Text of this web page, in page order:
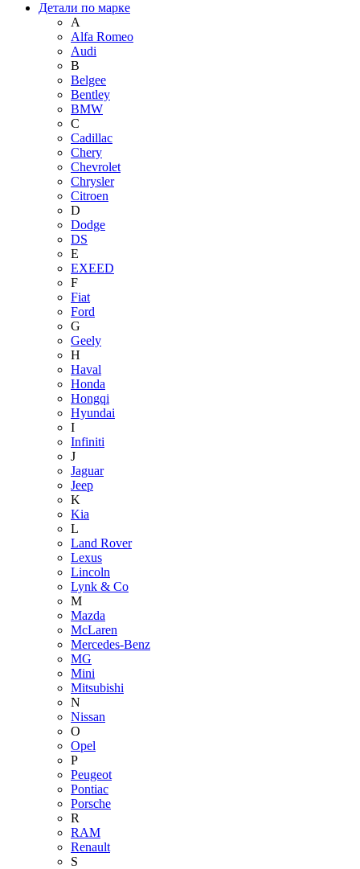
Детали по марке
A
Alfa Romeo
Audi
B
Belgee
Bentley
BMW
C
Cadillac
Chery
Chevrolet
Chrysler
Citroen
D
Dodge
DS
E
EXEED
F
Fiat
Ford
G
Geely
H
Haval
Honda
Hongqi
Hyundai
I
Infiniti
J
Jaguar
Jeep
K
Kia
L
Land Rover
Lexus
Lincoln
Lynk & Co
M
Mazda
McLaren
Mercedes-Benz
MG
Mini
Mitsubishi
N
Nissan
O
Opel
P
Peugeot
Pontiac
Porsche
R
RAM
Renault
S